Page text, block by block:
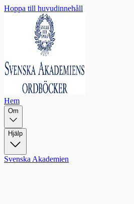
Hoppa till huvudinnehåll
Hem
Om
Hjälp
Svenska Akademien